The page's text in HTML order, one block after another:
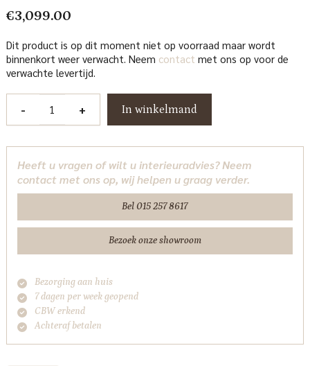
€3,099.00
Dit product is op dit moment niet op voorraad maar wordt
binnenkort weer verwacht. Neem contact met ons op voor de
verwachte levertijd.
-
300
Richmond
Interiors
+ In winkelmand
Heeft u vragen of wilt u interieuradvies? Neem
contact met ons op, wij helpen u graag verder.
Bel 015 257 8617
Bezoek onze showroom
Bezorging aan huis
7 dagen per week geopend
CBW erkend
Achteraf betalen